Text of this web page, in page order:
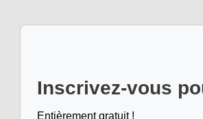
Inscrivez-vous
Entièrement gratuit !